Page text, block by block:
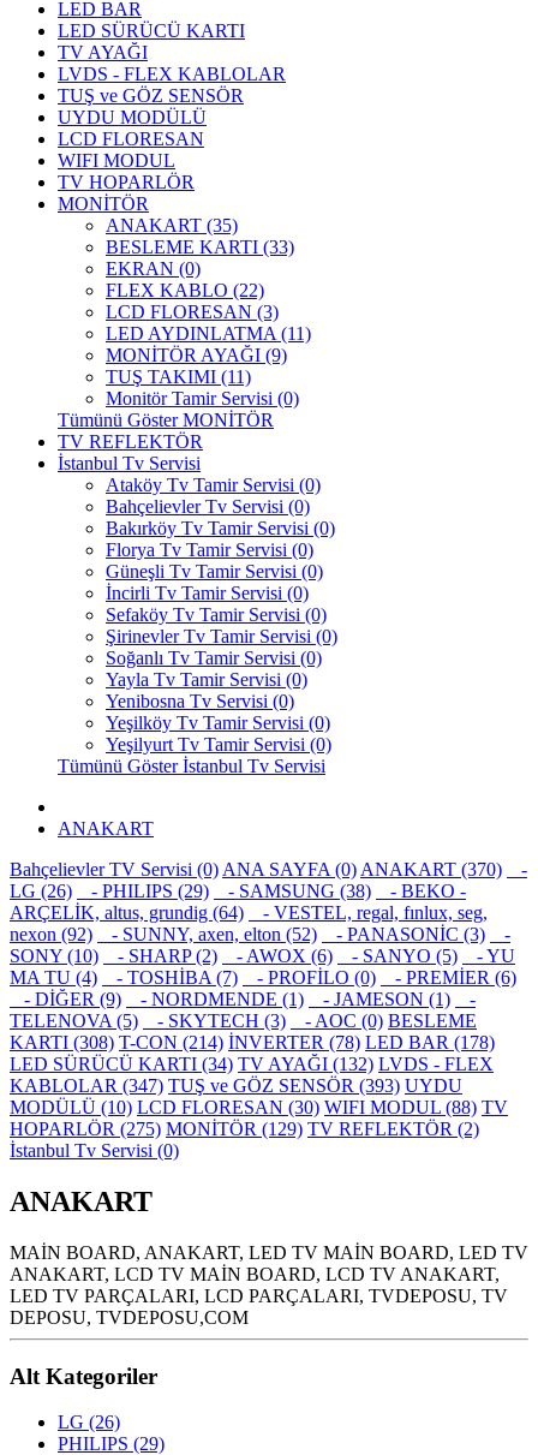
LED BAR
LED SÜRÜCÜ KARTI
TV AYAĞI
LVDS - FLEX KABLOLAR
TUŞ ve GÖZ SENSÖR
UYDU MODÜLÜ
LCD FLORESAN
WIFI MODUL
TV HOPARLÖR
MONİTÖR
ANAKART (35)
BESLEME KARTI (33)
EKRAN (0)
FLEX KABLO (22)
LCD FLORESAN (3)
LED AYDINLATMA (11)
MONİTÖR AYAĞI (9)
TUŞ TAKIMI (11)
Monitör Tamir Servisi (0)
Tümünü Göster MONİTÖR
TV REFLEKTÖR
İstanbul Tv Servisi
Ataköy Tv Tamir Servisi (0)
Bahçelievler Tv Servisi (0)
Bakırköy Tv Tamir Servisi (0)
Florya Tv Tamir Servisi (0)
Güneşli Tv Tamir Servisi (0)
İncirli Tv Tamir Servisi (0)
Sefaköy Tv Tamir Servisi (0)
Şirinevler Tv Tamir Servisi (0)
Soğanlı Tv Tamir Servisi (0)
Yayla Tv Tamir Servisi (0)
Yenibosna Tv Servisi (0)
Yeşilköy Tv Tamir Servisi (0)
Yeşilyurt Tv Tamir Servisi (0)
Tümünü Göster İstanbul Tv Servisi
ANAKART
Bahçelievler TV Servisi (0) ANA SAYFA (0) ANAKART (370)
-
LG (26)
- PHILIPS (29) - SAMSUNG (38)
- BEKO -
ARÇELİK, altus, grundig (64)
- VESTEL, regal, fınlux, seg,
nexon (92)
- SUNNY, axen, elton (52) - PANASONİC (3)
-
SONY (10)
- SHARP (2) - AWOX (6) - SANYO (5)
- YU
MA TU (4)
- TOSHİBA (7) - PROFİLO (0)
- PREMİER (6)
- DİĞER (9)
- NORDMENDE (1) - JAMESON (1)
-
TELENOVA (5)
- SKYTECH (3) - AOC (0) BESLEME
KARTI (308) T-CON (214) İNVERTER (78) LED BAR (178)
LED SÜRÜCÜ KARTI (34) TV AYAĞI (132) LVDS - FLEX
KABLOLAR (347) TUŞ ve GÖZ SENSÖR (393) UYDU
MODÜLÜ (10) LCD FLORESAN (30) WIFI MODUL (88) TV
HOPARLÖR (275) MONİTÖR (129) TV REFLEKTÖR (2)
İstanbul Tv Servisi (0)
ANAKART
MAİN BOARD, ANAKART, LED TV MAİN BOARD, LED TV
ANAKART, LCD TV MAİN BOARD, LCD TV ANAKART,
LED TV PARÇALARI, LCD PARÇALARI, TVDEPOSU, TV
DEPOSU, TVDEPOSU,COM
Alt Kategoriler
LG (26)
PHILIPS (29)